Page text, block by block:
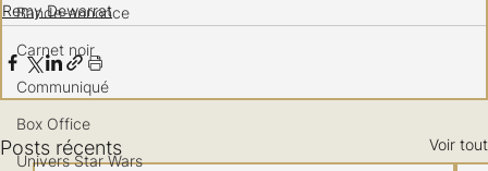
Bande-annonce
Carnet noir
Communiqué
Box Office
Univers Star Wars
Remy Dewarrat
Posts récents Voir tout